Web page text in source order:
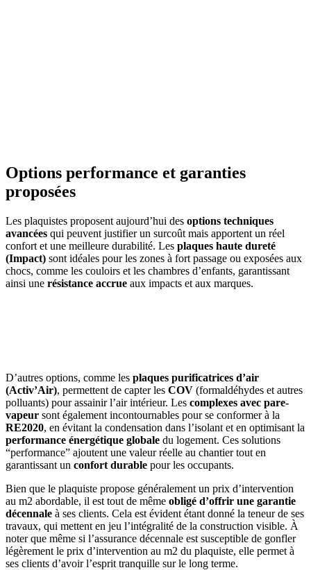
Options performance et garanties
proposées
Les plaquistes proposent aujourd’hui des options techniques
avancées qui peuvent justifier un surcoût mais apportent un réel
confort et une meilleure durabilité. Les plaques haute dureté
(Impact) sont idéales pour les zones à fort passage ou exposées aux
chocs, comme les couloirs et les chambres d’enfants, garantissant
ainsi une résistance accrue aux impacts et aux marques.
D’autres options, comme les plaques purificatrices d’air
(Activ’Air), permettent de capter les COV (formaldéhydes et autres
polluants) pour assainir l’air intérieur. Les complexes avec pare-
vapeur sont également incontournables pour se conformer à la
RE2020, en évitant la condensation dans l’isolant et en optimisant la
performance énergétique globale du logement. Ces solutions
“performance” ajoutent une valeur réelle au chantier tout en
garantissant un confort durable pour les occupants.
Bien que le plaquiste propose généralement un prix d’intervention
au m2 abordable, il est tout de même obligé d’offrir une garantie
décennale à ses clients. Cela est évident étant donné la teneur de ses
travaux, qui mettent en jeu l’intégralité de la construction visible. À
noter que même si l’assurance décennale est susceptible de gonfler
légèrement le prix d’intervention au m2 du plaquiste, elle permet à
ses clients d’avoir l’esprit tranquille sur le long terme.